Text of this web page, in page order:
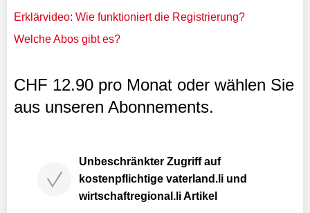
Erklärvideo: Wie funktioniert die Registrierung?
Welche Abos gibt es?
CHF 12.90 pro Monat oder wählen Sie
aus unseren Abonnements.
Unbeschränkter Zugriff auf
kostenpflichtige vaterland.li und
wirtschaftregional.li Artikel